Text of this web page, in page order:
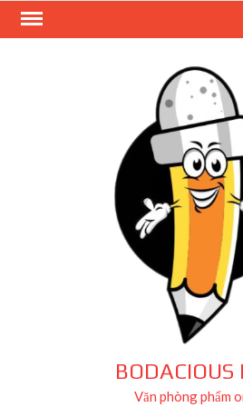
Skip
BODACIOUS
Văn phòng phẩm